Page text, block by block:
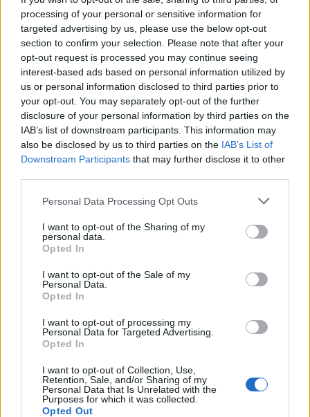
processing of your personal or sensitive information for
targeted advertising by us, please use the below opt-out
section to confirm your selection. Please note that after your
opt-out request is processed you may continue seeing
interest-based ads based on personal information utilized by
us or personal information disclosed to third parties prior to
your opt-out. You may separately opt-out of the further
disclosure of your personal information by third parties on the
IAB’s list of downstream participants. This information may
also be disclosed by us to third parties on the IAB’s List of
Downstream Participants that may further disclose it to other
Personal Data Processing Opt Outs
I want to opt-out of the Sharing of my
personal data.
Opted In
I want to opt-out of the Sale of my
Personal Data.
Opted In
I want to opt-out of processing my
Personal Data for Targeted Advertising.
Opted In
I want to opt-out of Collection, Use,
Retention, Sale, and/or Sharing of my
Personal Data that Is Unrelated with the
Purposes for which it was collected.
Opted Out
aki csalódottan vitte haza. Nem jött be a trükk, nem
láthatta Jucit.
Végül egy hétig után rámosolygott, amikor meglátta
hátsó udvaron, ahol a két telek összeért.A fiú egy
pillanat alatt a mennybe jutott, látszott rajta. Sok közös
nem volt bennük, de Jucit mindenért kárpótolta
gyengédsége és rajongása. Már várta, mikor tűnnek el
otthonról Lóri szülei, és futott is át azonnal.
Nem hallotta, ahogy anyja csípősen megjegyzi, hogy
kisebbik lánya feltűnően jóban lett a szomszéd Lórival,
Juci apja felnézett az újságból, hümmögött valamit, és
azon morfondírozott, vajon mikor jön a tévében a
Szomszédok következő része. Soha senkinek be nem
vallotta volna, de szerelmes a kis Jutka nevű tanár
álmodozott, mint egy ostoba kamasz.